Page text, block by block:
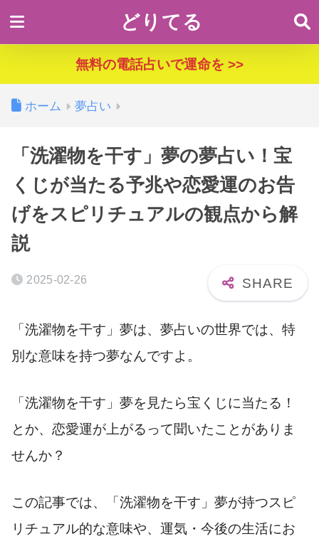
どりてる
無料の電話占いで運命を >>
ホーム 夢占い
「洗濯物を干す」夢の夢占い！宝
くじが当たる予兆や恋愛運のお告
げをスピリチュアルの観点から解
説
2025-02-26
「洗濯物を干す」夢は、夢占いの世界では、特
別な意味を持つ夢なんですよ。
「洗濯物を干す」夢を見たら宝くじに当たる！
とか、恋愛運が上がるって聞いたことがありま
せんか？
この記事では、「洗濯物を干す」夢が持つスピ
リチュアル的な意味や、運気・今後の生活にお